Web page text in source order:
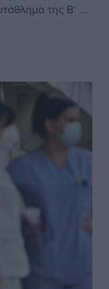
της Β’ ...